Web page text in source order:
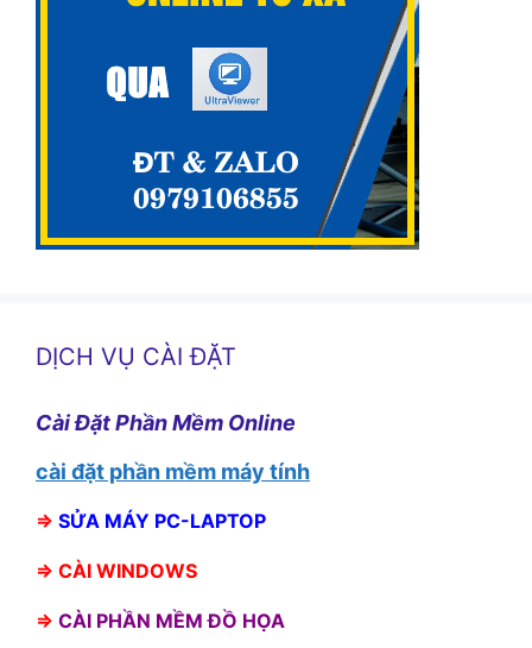
DỊCH VỤ CÀI ĐẶT
Cài Đặt Phần Mềm Online
cài đặt phần mềm máy tính
⇒ SỬA MÁY PC-LAPTOP
⇒ CÀI WINDOWS
⇒ CÀI PHẦN MỀM ĐỒ HỌA